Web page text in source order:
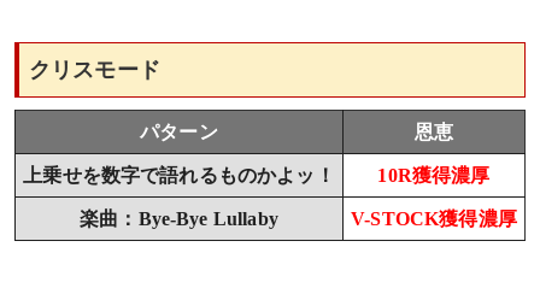
クリスモード
パターン 恩恵
上乗せを数字で語れるものかよッ！ 10R獲得濃厚
楽曲：Bye-Bye Lullaby V-STOCK獲得濃厚